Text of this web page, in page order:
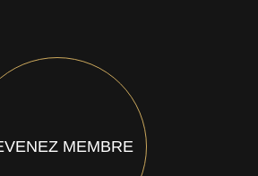
MEMBRE